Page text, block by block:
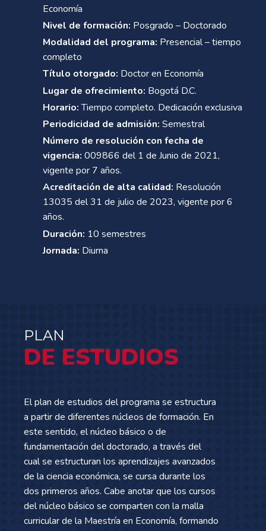
Economía
Nivel de formación: Posgrado – Doctorado
Modalidad del programa: Presencial – tiempo
completo
Título otorgado: Doctor en Economía
Lugar de ofrecimiento: Bogotá D.C.
Horario:Tiempo completo. Dedicación exclusiva
Periodicidad de admisión: Semestral
Número de resolución con fecha de
vigencia: 009866 del 1 de Junio de 2021,
vigente por 7 años.
Acreditación de alta calidad: Resolución
13035 del 31 de julio de 2023, vigente por 6
años.
Duración: 10 semestres
Jornada: Diurna
PLAN
DE ESTUDIOS
El plan de estudios del programa se estructura
a partir de diferentes núcleos de formación. En
este sentido, el núcleo básico o de
fundamentación del doctorado, a través del
cual se estructuran los aprendizajes avanzados
de la ciencia económica, se cursa durante los
dos primeros años. Cabe anotar que los cursos
del núcleo básico se comparten con la malla
curricular de la Maestría en Economía, formando